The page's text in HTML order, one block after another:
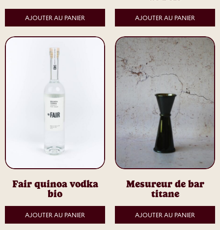
AJOUTER AU PANIER AJOUTER AU PANIER
Fair quinoa vodka
bio
AJOUTER AU PANIER
Mesureur de bar
titane
AJOUTER AU PANIER